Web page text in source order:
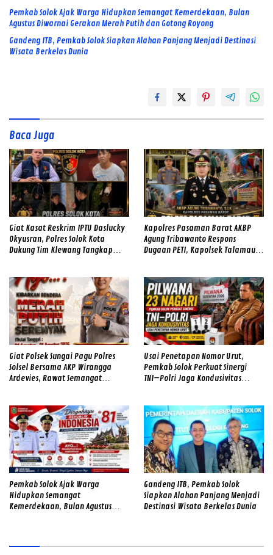
Pemkab Solok Ajak Warga Hidupkan Semangat Kemerdekaan, Bulan
Agustus Diwarnai Gerakan Merah Putih dan Gotong Royong
Gandeng ITB, Pemkab Solok Siapkan Alahan Panjang Menjadi Destinasi
Wisata Berkelas Dunia
Baca Juga
Giat Kasat Reskrim IPTU Daslucky
Okyusran, Polres Solok Kota
Dukung Tim Klewang Tangkap
Kapolres Pasaman Barat AKBP
Agung Tribawanto Respons
Dugaan PETI, Kapolsek Talamau
Giat Polsek Sungai Pagu Polres
Solsel Bersama AKP Wirangga
Ardevies, Rawat Semangat
Usai Penetapan Nomor Urut,
Pemkab Solok Perkuat Sinergi
TNI–Polri Jaga Kondusivitas
Pemkab Solok Ajak Warga
Hidupkan Semangat
Kemerdekaan, Bulan Agustus
Gandeng ITB, Pemkab Solok
Siapkan Alahan Panjang Menjadi
Destinasi Wisata Berkelas Dunia